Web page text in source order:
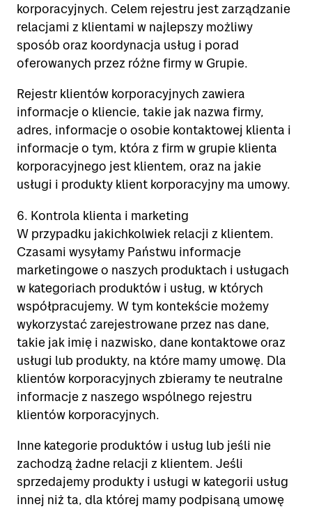
korporacyjnych. Celem rejestru jest zarządzanie
relacjami z klientami w najlepszy możliwy
sposób oraz koordynacja usług i porad
oferowanych przez różne firmy w Grupie.
Rejestr klientów korporacyjnych zawiera
informacje o kliencie, takie jak nazwa firmy,
adres, informacje o osobie kontaktowej klienta i
informacje o tym, która z firm w grupie klienta
korporacyjnego jest klientem, oraz na jakie
usługi i produkty klient korporacyjny ma umowy.
6. Kontrola klienta i marketing
W przypadku jakichkolwiek relacji z klientem.
Czasami wysyłamy Państwu informacje
marketingowe o naszych produktach i usługach
w kategoriach produktów i usług, w których
współpracujemy. W tym kontekście możemy
wykorzystać zarejestrowane przez nas dane,
takie jak imię i nazwisko, dane kontaktowe oraz
usługi lub produkty, na które mamy umowę. Dla
klientów korporacyjnych zbieramy te neutralne
informacje z naszego wspólnego rejestru
klientów korporacyjnych.
Inne kategorie produktów i usług lub jeśli nie
zachodzą żadne relacji z klientem. Jeśli
sprzedajemy produkty i usługi w kategorii usług
innej niż ta, dla której mamy podpisaną umowę